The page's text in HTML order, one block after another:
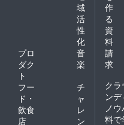
域
活
性
化
プロ
ダク
ト
音
楽
フー
ド・
飲食
店
チ
ャ
レ
ン
作
る
資
料
請
求
ク
ン
ノ
料で